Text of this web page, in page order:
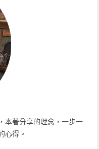
本著分享的理念，一步一
心得。